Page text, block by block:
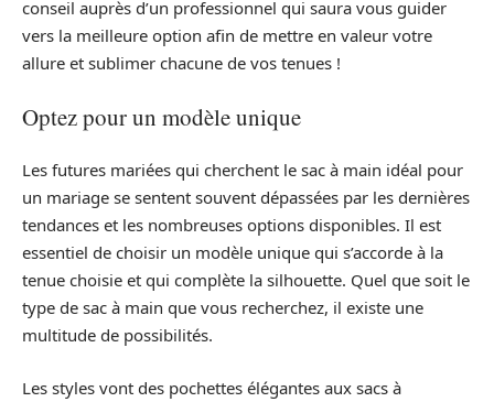
conseil auprès d’un professionnel qui saura vous guider
vers la meilleure option afin de mettre en valeur votre
allure et sublimer chacune de vos tenues !
Optez pour un modèle unique
Les futures mariées qui cherchent le sac à main idéal pour
un mariage se sentent souvent dépassées par les dernières
tendances et les nombreuses options disponibles. Il est
essentiel de choisir un modèle unique qui s’accorde à la
tenue choisie et qui complète la silhouette. Quel que soit le
type de sac à main que vous recherchez, il existe une
multitude de possibilités.
Les styles vont des pochettes élégantes aux sacs à